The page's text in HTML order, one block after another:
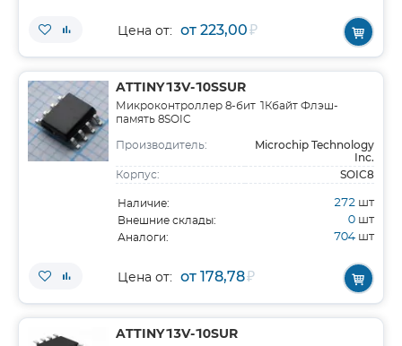
Цена от: от 223,00₽
ATTINY13V-10SSUR
Микроконтроллер 8-бит 1Кбайт Флэш-
память 8SOIC
Производитель:
Microchip Technology
Inc.
Корпус: SOIC8
Наличие: 272 шт
Внешние склады: 0 шт
Аналоги: 704 шт
Цена от: от 178,78₽
ATTINY13V-10SUR